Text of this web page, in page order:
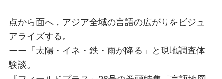
点から面へ，アジア全域の言語の広がりをビジュ
アライズする。
ーー「太陽・イネ・鉄・雨が降る」と現地調査体
験談。